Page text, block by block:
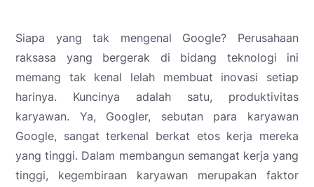
Siapa yang tak mengenal Google? Perusahaan
raksasa yang bergerak di bidang teknologi ini
memang tak kenal lelah membuat inovasi setiap
harinya. Kuncinya adalah satu, produktivitas
karyawan. Ya, Googler, sebutan para karyawan
Google, sangat terkenal berkat etos kerja mereka
yang tinggi. Dalam membangun semangat kerja yang
tinggi, kegembiraan karyawan merupakan faktor